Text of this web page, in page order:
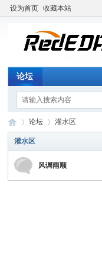
设为首页 收藏本站
论坛
Re»
论坛 灌水区
灌水区
风调雨顺